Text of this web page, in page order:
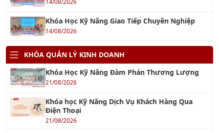
13/08/2026
Khóa học Ứng dụng AI trong Quản lý dự án
15/08/2026
Khóa học AI - Ứng dụng AI Tối ưu hóa công việc
hiệu quả
13/08/2026
Tư Vấn ISO 9001 – Hệ Thống Quản Lý Chất
Lượng